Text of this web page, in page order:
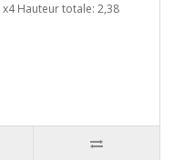
x4 Hauteur totale: 2,38